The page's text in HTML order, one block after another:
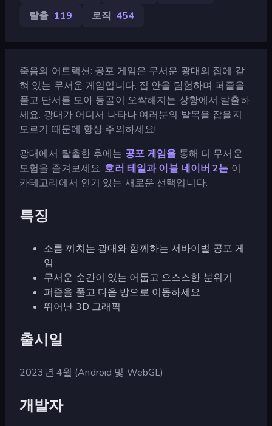
탈출 119 로직 454
죽음의 어트랙션: 공포 게임은 무서운 광대의 집에 갇
혀 있는 무서운 게임입니다. 집 안을 탐험하며 퍼즐을
풀고 단서를 모아 등골이 오싹해지는 상황에서 탈출하
세요. 광대가 어디서 나타나 여러분의 발목을 잡을지
모르기 때문에 항상 주의하세요!
광대에서 탈출한 후에는 공포 게임을 통해 더 무서운
모험을 즐겨보세요. 호러 테일과 이블 네이버 2는 이
카테고리에서 인기 있는 새로운 선택입니다.
특징
소름 끼치는 광대와 함께하는 서바이벌 공포 게
임
무서운 순간이 있는 어둡고 으스스한 분위기
퍼즐을 풀고 다음 방으로 이동하세요
뛰어난 3D 그래픽
출시일
2023년 4월 (Android 및 WebGL)
개발자